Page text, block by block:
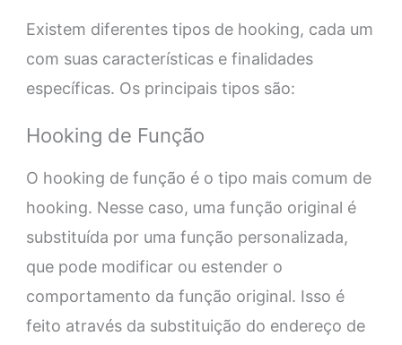
Existem diferentes tipos de hooking, cada um
com suas características e finalidades
específicas. Os principais tipos são:
Hooking de Função
O hooking de função é o tipo mais comum de
hooking. Nesse caso, uma função original é
substituída por uma função personalizada,
que pode modificar ou estender o
comportamento da função original. Isso é
feito através da substituição do endereço de